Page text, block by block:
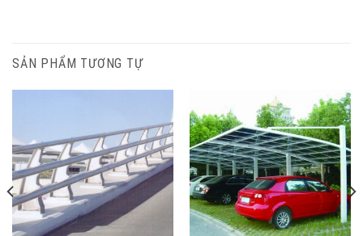
SẢN PHẨM TƯƠNG TỰ